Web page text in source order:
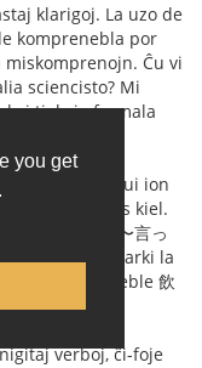
you get
klarigoj. La uzo de
komprenebla por
Ĉu vi
sciencisto? Mi
tial via formala
celis konstrui ion
mi ne sciis kiel.
de (H) (飲み〜言っ
oni povas marki la
ĉu? Ĉu eble 飲
忘れた?
verboj, ĉi-foje